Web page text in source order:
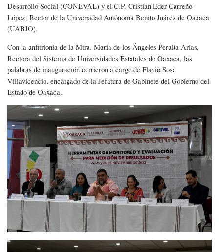
Desarrollo Social (CONEVAL) y el C.P. Cristian Eder Carreño
López, Rector de la Universidad Autónoma Benito Juárez de Oaxaca
(UABJO).
Con la anfitrionía de la Mtra. María de los Ángeles Peralta Arias,
Rectora del Sistema de Universidades Estatales de Oaxaca, las
palabras de inauguración corrieron a cargo de Flavio Sosa
Villavicencio, encargado de la Jefatura de Gabinete del Gobierno del
Estado de Oaxaca.